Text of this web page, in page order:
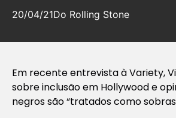
20/04/21Do Rolling Stone
Em recente entrevista à Variety,
sobre inclusão em Hollywood e
negros são “tratados como